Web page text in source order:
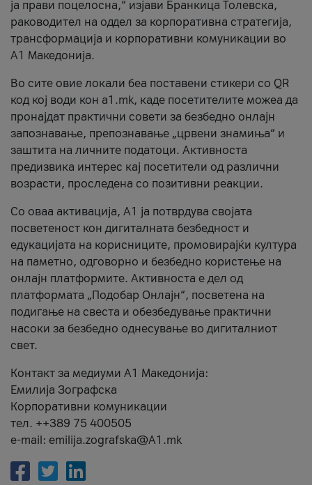
ја прави поцелосна,“ изјави Бранкица Толевска,
раководител на оддел за корпоративна стратегија,
трансформација и корпоративни комуникации во
А1 Македонија.
Во сите овие локали беа поставени стикери со QR
код кој води кон a1.mk, каде посетителите можеа да
пронајдат практични совети за безбедно онлајн
запознавање, препознавање „црвени знамиња“ и
заштита на личните податоци. Активноста
предизвика интерес кај посетители од различни
возрасти, проследена со позитивни реакции.
Со оваа активација, А1 ја потврдува својата
посветеност кон дигиталната безбедност и
едукацијата на корисниците, промовирајќи култура
на паметно, одговорно и безбедно користење на
онлајн платформите. Активноста е дел од
платформата „Подобар Онлајн“, посветена на
подигање на свеста и обезбедување практични
насоки за безбедно однесување во дигиталниот
свет.
Контакт за медиуми А1 Македонија:
Емилија Зографска
Корпоративни комуникации
тел. ++389 75 400505
e-mail: emilija.zografska@A1.mk